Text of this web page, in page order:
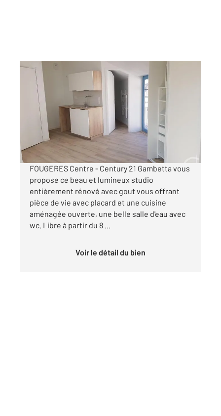
FOUGERES 35
21,49 m
Ref : 6743
Appartement Studio à louer
243 €
par mois charges comprises
FOUGERES Centre - Century 21 Gambetta vous
propose ce beau et lumineux studio
entièrement rénové avec gout vous offrant
pièce de vie avec placard et une cuisine
aménagée ouverte, une belle salle d'eau avec
wc. Libre à partir du 8 ...
Voir le détail du bien